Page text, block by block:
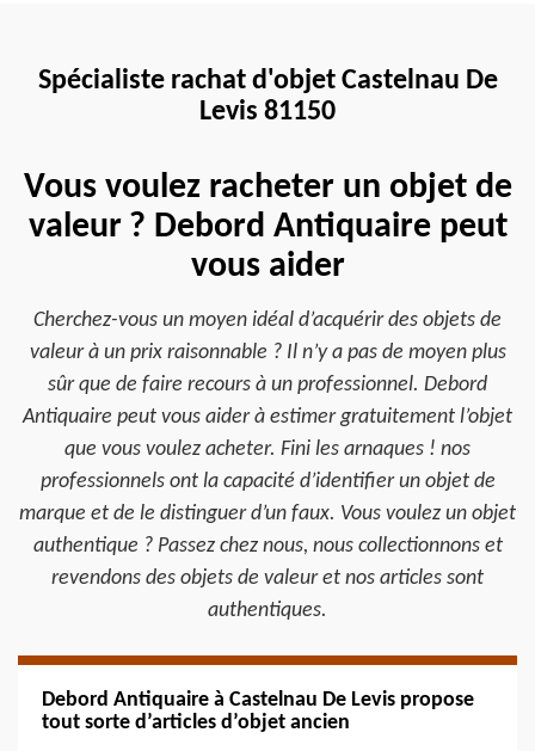
Spécialiste rachat d'objet Castelnau De
Levis 81150
Vous voulez racheter un objet de
valeur ? Debord Antiquaire peut
vous aider
Cherchez-vous un moyen idéal d’acquérir des objets de
valeur à un prix raisonnable ? Il n’y a pas de moyen plus
sûr que de faire recours à un professionnel. Debord
Antiquaire peut vous aider à estimer gratuitement l’objet
que vous voulez acheter. Fini les arnaques ! nos
professionnels ont la capacité d’identifier un objet de
marque et de le distinguer d’un faux. Vous voulez un objet
authentique ? Passez chez nous, nous collectionnons et
revendons des objets de valeur et nos articles sont
authentiques.
Debord Antiquaire à Castelnau De Levis propose
tout sorte d’articles d’objet ancien